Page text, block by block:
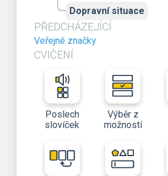
Dopravní situace
PŘEDCHÁZEJÍCÍ
Veřejné značky
CVIČENÍ
Poslech
slovíček
Výběr z
možností